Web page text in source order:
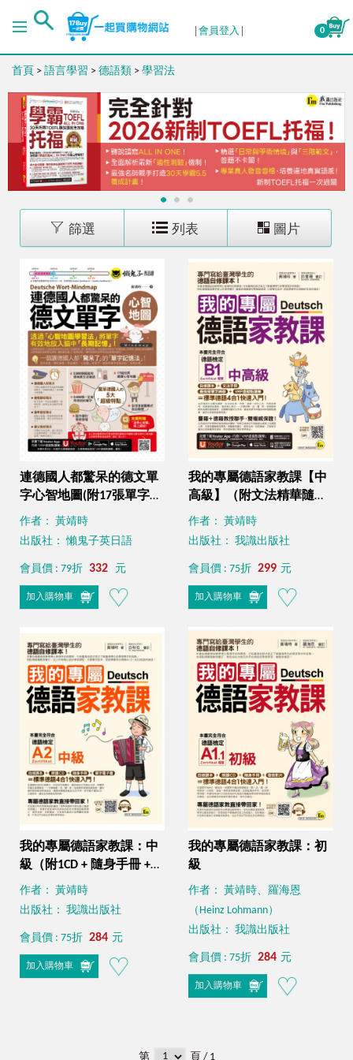
排序
出版日期 (舊→新)
銷售量 (高→低)
銷售量 (低→高)
價格 (高→低)
價格 (低→高)
會員登入 0
首頁 > 語言學習 > 德語類 > 學習法
1 2 3
篩選 列表 圖片
連德國人都驚呆的德文單
字心智地圖(附17張單字心
智地圖拉頁+「Youtor
App」內含VRP虛擬點讀筆
程)
作者： 黃靖時
出版社： 懶鬼子英日語
會員價 : 79折 332 元
加入購物車
我的專屬德語家教課【中
高級】（附文法精華隨身
冊＋最強背單字神器＋
「Youtor App」內含VRP
作者： 黃靖時
出版社： 我識出版社
會員價 : 75折 299 元
加入購物車
我的專屬德語家教課：中
級（附1CD + 隨身手冊 +
電子書）
作者： 黃靖時
出版社： 我識出版社
會員價 : 75折 284 元
加入購物車
我的專屬德語家教課：初
級
作者： 黃靖時、羅海恩
（Heinz Lohmann）
出版社： 我識出版社
會員價 : 75折 284 元
加入購物車
第 頁 / 1